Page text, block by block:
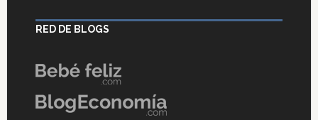
RED DE BLOGS